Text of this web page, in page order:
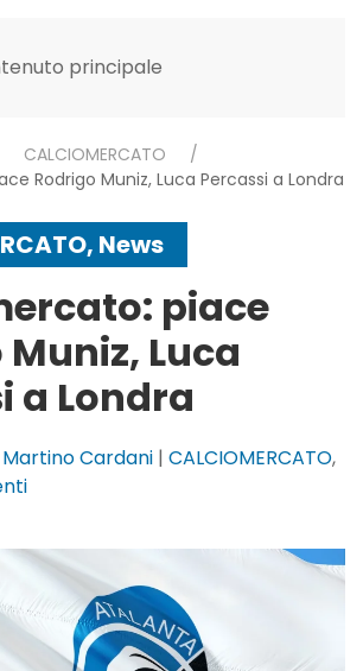
principale
CALCIOMERCATO
Rodrigo Muniz, Luca Percassi a Londra
, News
piace
Luca
a Londra
Martino Cardani | CALCIOMERCATO,
su
piace
Rodrigo
Muniz,
Luca
Percassi